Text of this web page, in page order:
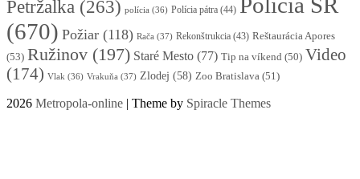
Petržalka (263) polícia (36) Polícia pátra (44)
(670) Požiar (118) Rača (37) Rekonštrukcia (43) Reštaurácia Apores
(53) Ružinov (197) Staré Mesto (77) Tip na víkend (50) Video
(174) Vlak (36) Vrakuňa (37) Zlodej (58) Zoo Bratislava (51)
2026 Metropola-online | Theme by Spiracle Themes